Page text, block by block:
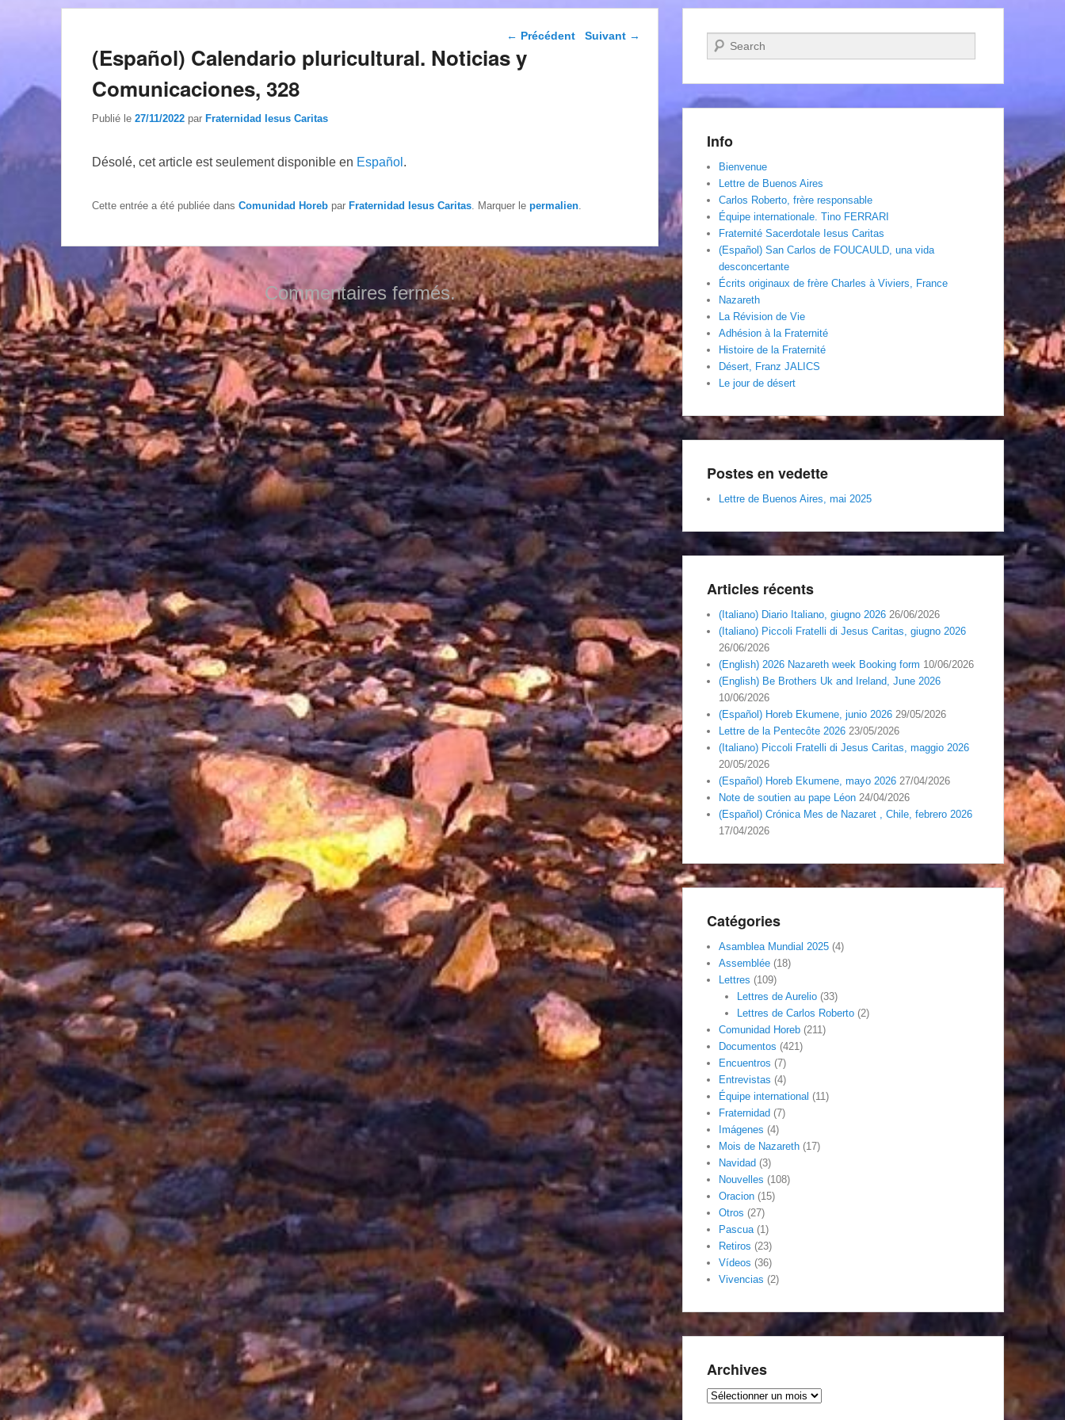
Navigation dans les
← Précédent Suivant →
(Español) Calendario pluricultural. Noticias y
Comunicaciones, 328
Publié le 27/11/2022 par Fraternidad Iesus Caritas
Désolé, cet article est seulement disponible en Español .
Cette entrée a été publiée dans Comunidad Horeb par Fraternidad Iesus Caritas . Marquer le permalien
Commentaires fermés.
Recherche
Info
Bienvenue
Lettre de Buenos Aires
Carlos Roberto, frère responsable
Équipe internationale. Tino FERRARI
Fraternité Sacerdotale Iesus Caritas
(Español) San Carlos de FOUCAULD, una vida
desconcertante
Écrits originaux de frère Charles à Viviers, France
Nazareth
La Révision de Vie
Adhésion à la Fraternité
Histoire de la Fraternité
Désert, Franz JALICS
Le jour de désert
Postes en vedette
Lettre de Buenos Aires, mai 2025
Articles récents
(Italiano) Diario Italiano, giugno 2026 26/06/2026
(Italiano) Piccoli Fratelli di Jesus Caritas, giugno 2026
26/06/2026
(English) 2026 Nazareth week Booking form 10/06/2026
(English) Be Brothers Uk and Ireland, June 2026
10/06/2026
(Español) Horeb Ekumene, junio 2026 29/05/2026
Lettre de la Pentecôte 2026 23/05/2026
(Italiano) Piccoli Fratelli di Jesus Caritas, maggio 2026
20/05/2026
(Español) Horeb Ekumene, mayo 2026 27/04/2026
Note de soutien au pape Léon 24/04/2026
(Español) Crónica Mes de Nazaret , Chile, febrero 2026
17/04/2026
Catégories
Asamblea Mundial 2025 (4)
Assemblée (18)
Lettres (109)
Lettres de Aurelio(33)
Lettres de Carlos Roberto(2)
Comunidad Horeb (211)
Documentos (421)
Encuentros (7)
Entrevistas (4)
Équipe international (11)
Fraternidad (7)
Imágenes (4)
Mois de Nazareth (17)
Navidad (3)
Nouvelles (108)
Oracion (15)
Otros (27)
Pascua(1)
Retiros (23)
Vídeos (36)
Vivencias (2)
Archives
Archives